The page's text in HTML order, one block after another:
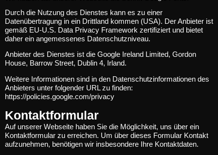
Durch die Nutzung des Dienstes kann es zu einer
Datenübertragung in ein Drittland kommen (USA). Der Anbieter ist
gemäß EU-U.S. Data Privacy Framework zertifiziert und bietet
daher ein angemessenes Datenschutzniveau.
Anbieter des Dienstes ist die Google Ireland Limited, Gordon
House, Barrow Street, Dublin 4, Irland.
Weitere Informationen sind in den Datenschutzinformationen des
Anbieters unter folgender URL zu finden:
https://policies.google.com/privacy
Kontaktformular
Auf unserer Webseite haben Sie die Möglichkeit, uns über ein
Kontaktformular zu erreichen. Um über dieses Formular Kontakt
aufzunehmen, benötigen wir insbesondere Ihre Kontaktdaten.